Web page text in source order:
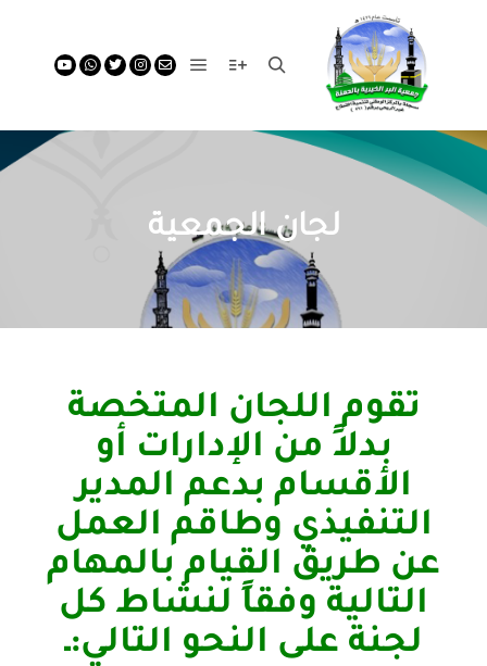
لجان الجمعية
تقوم اللجان المتخصة
بدلاً من الإدارات أو
الأقسام بدعم المدير
التنفيذي وطاقم العمل
عن طريق القيام بالمهام
التالية وفقاً لنشاط كل
لجنة على النحو التالي:ـ